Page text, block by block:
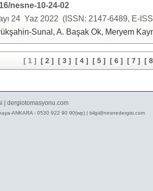
nesne-10-24-02
24 Yaz 2022 (ISSN: 2147-6489, E-
Sunal, A. Başak Ok, Meryem
[ 1 ] [ 2 ] [ 3 ] [ 4 ] [ 5 ] [ 6 ] [ 7 ] [
| dergiotomasyonu.com
ANKARA - 0530 922 90 90(wp) | bilgi@nesnedergisi.com